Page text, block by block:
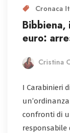
Cronaca
euro:
Cristina
I Carabinieri
confronti di
responsabile